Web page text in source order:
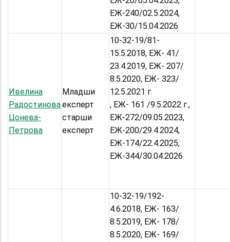
ЕЖ-240/02.5.2024,
ЕЖ-30/15.04.2026
Ивелина
Радостинова
Цонева-
Петрова
Младши
експерт
старши
експерт
10-32-19/81-
15.5.2018, ЕЖ- 41/
23.4.2019, ЕЖ- 207/
8.5.2020, ЕЖ- 323/
12.5.2021 г.
, ЕЖ- 161 /9.5.2022 г.,
ЕЖ-272/09.05.2023,
ЕЖ-200/29.4.2024,
ЕЖ-174/22.4.2025,
ЕЖ-344/30.04.2026
10-32-19/192-
4.6.2018, ЕЖ- 163/
8.5.2019, ЕЖ- 178/
8.5.2020, ЕЖ- 169/